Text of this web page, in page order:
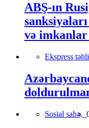
ABŞ-ın
və
Ekspress
Sosial sahə,